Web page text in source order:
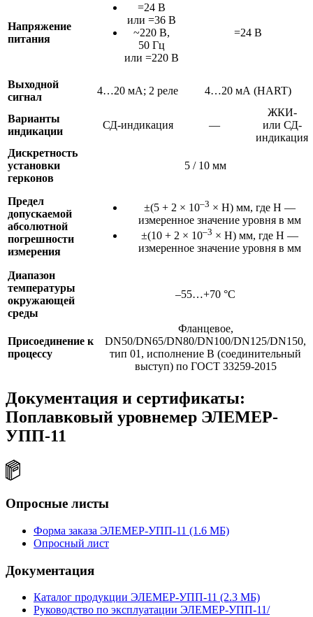
Напряжение
питания
=24 В
или =36 В
~220 В,
50 Гц
или =220 В
=24 В
Выходной
сигнал
4…20 мА; 2 реле 4…20 мА (HART)
Варианты
индикации
СД-индикация —
ЖКИ-
или СД-
индикация
Дискретность
установки
герконов
5 / 10 мм
Предел
допускаемой
абсолютной
погрешности
измерения
±(5 + 2 × 10–3 × Н) мм, где Н —
измеренное значение уровня в мм
±(10 + 2 × 10–3 × Н) мм, где Н —
измеренное значение уровня в мм
Диапазон
температуры
окружающей
среды
–55…+70 °C
Присоединение к
процессу
Фланцевое,
DN50/DN65/DN80/DN100/DN125/DN150,
тип 01, исполнение B (соединительный
выступ) по ГОСТ 33259-2015
Документация и сертификаты:
Поплавковый уровнемер ЭЛЕМЕР-
УПП-11
Опросные листы
Форма заказа ЭЛЕМЕР-УПП-11 (1.6 MБ)
Опросный лист
Документация
Каталог продукции ЭЛЕМЕР-УПП-11 (2.3 MБ)
Руководство по эксплуатации ЭЛЕМЕР-УПП-11/